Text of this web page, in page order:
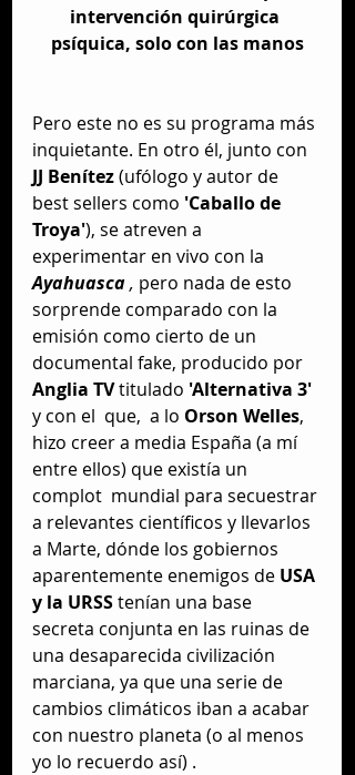
intervención quirúrgica
psíquica, solo con las manos
Pero este no es su programa más
inquietante. En otro él, junto con
JJ Benítez (ufólogo y autor de
best sellers como 'Caballo de
Troya'), se atreven a
experimentar en vivo con la
Ayahuasca , pero nada de esto
sorprende comparado con la
emisión como cierto de un
documental fake, producido por
Anglia TV titulado 'Alternativa 3'
y con el  que,  a lo Orson Welles,
hizo creer a media España (a mí
entre ellos) que existía un
complot  mundial para secuestrar
a relevantes científicos y llevarlos
a Marte, dónde los gobiernos
aparentemente enemigos de USA
y la URSS tenían una base
secreta conjunta en las ruinas de
una desaparecida civilización
marciana, ya que una serie de
cambios climáticos iban a acabar
con nuestro planeta (o al menos
yo lo recuerdo así) .